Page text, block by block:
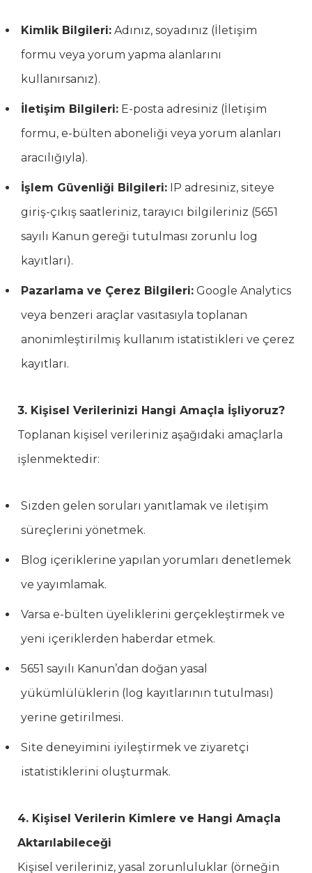
Kimlik Bilgileri: Adınız, soyadınız (İletişim
formu veya yorum yapma alanlarını
kullanırsanız).
İletişim Bilgileri: E-posta adresiniz (İletişim
formu, e-bülten aboneliği veya yorum alanları
aracılığıyla).
İşlem Güvenliği Bilgileri: IP adresiniz, siteye
giriş-çıkış saatleriniz, tarayıcı bilgileriniz (5651
sayılı Kanun gereği tutulması zorunlu log
kayıtları).
Pazarlama ve Çerez Bilgileri: Google Analytics
veya benzeri araçlar vasıtasıyla toplanan
anonimleştirilmiş kullanım istatistikleri ve çerez
kayıtları.
3. Kişisel Verilerinizi Hangi Amaçla İşliyoruz?
Toplanan kişisel verileriniz aşağıdaki amaçlarla
işlenmektedir:
Sizden gelen soruları yanıtlamak ve iletişim
süreçlerini yönetmek.
Blog içeriklerine yapılan yorumları denetlemek
ve yayımlamak.
Varsa e-bülten üyeliklerini gerçekleştirmek ve
yeni içeriklerden haberdar etmek.
5651 sayılı Kanun’dan doğan yasal
yükümlülüklerin (log kayıtlarının tutulması)
yerine getirilmesi.
Site deneyimini iyileştirmek ve ziyaretçi
istatistiklerini oluşturmak.
4. Kişisel Verilerin Kimlere ve Hangi Amaçla
Aktarılabileceği
Kişisel verileriniz, yasal zorunluluklar (örneğin